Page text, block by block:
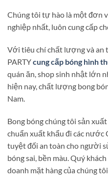
Chúng tôi tự hào là một đơn
nghiệp nhất, luôn cung cấp
Với tiêu chí chất lượng và an
PARTYcung cấp bóng hình
quán ăn, shop sinh nhật lớn
hiện nay, chất lượng bong
Nam.
Bong bóng chúng tôi sản
chuẩn xuất khẩu đi các nước
tuyệt đối an toàn cho người
bóng sai, bền màu. Quý
doanh mặt hàng của chúng tôi.